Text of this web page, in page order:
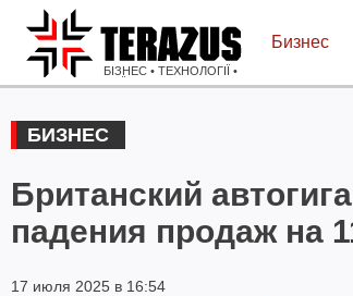
БІЗНЕС • ТЕХНОЛОГІЇ •
ІДЕЇ
Бизнес
БИЗНЕС
Британский
падения продаж на
17 июля 2025 в 16:54